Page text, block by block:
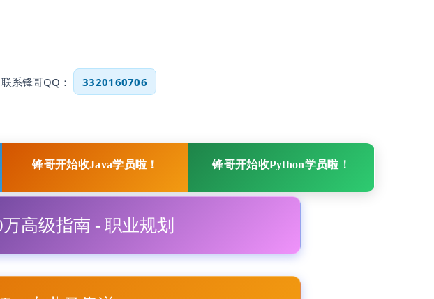
联系锋哥QQ： 3320160706
锋哥开始收Java学员啦！ 锋哥开始收Python学员啦！
高级指南 - 职业规划